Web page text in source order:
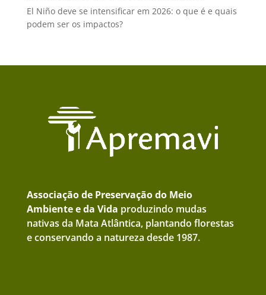
El Niño deve se intensificar em 2026: o que é e quais
podem ser os impactos?
Associação de Preservação do Meio
Ambiente e da Vida produzindo mudas
nativas da Mata Atlântica, plantando florestas
e conservando a natureza desde 1987.